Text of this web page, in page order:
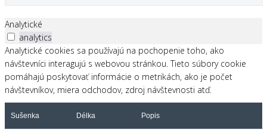
Analytické
analytics
Analytické cookies sa používajú na pochopenie toho, ako
návštevníci interagujú s webovou stránkou. Tieto súbory cookie
pomáhajú poskytovať informácie o metrikách, ako je počet
návštevníkov, miera odchodov, zdroj návštevnosti atď.
Sušenka Délka Popis